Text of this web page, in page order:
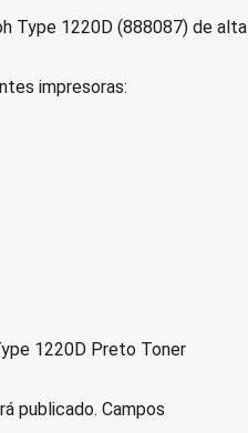
Type 1220D (888087) de alta
impresoras:
1220D Preto Toner
publicado. Campos